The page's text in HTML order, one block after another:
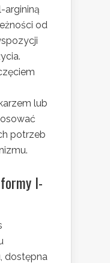
argininą
od
lub
potrzeb
l-
dostępna